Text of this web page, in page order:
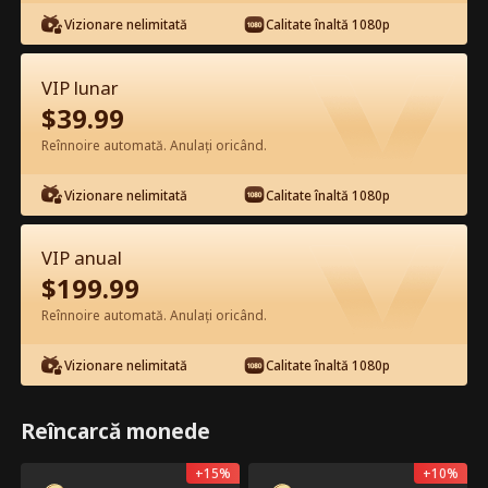
Episodul 9 - Lăsându-l pe soțul meu
Alpha într-o regretare înghețată
Film complet
0-49 50-66
9 10 13
957 9k
Exclusiv în Aplicație:
Deblocare Gratuită
Vizionare nelimitată Calitate înaltă 1080p
VIP lunar
$39.99
Reînnoire automată. Anulați oricând.
Vizionare nelimitată Calitate înaltă 1080p
VIP anual
$199.99
Reînnoire automată. Anulați oricând.
Vizionare nelimitată Calitate înaltă 1080p
Reîncarcă monede
+15% +10%